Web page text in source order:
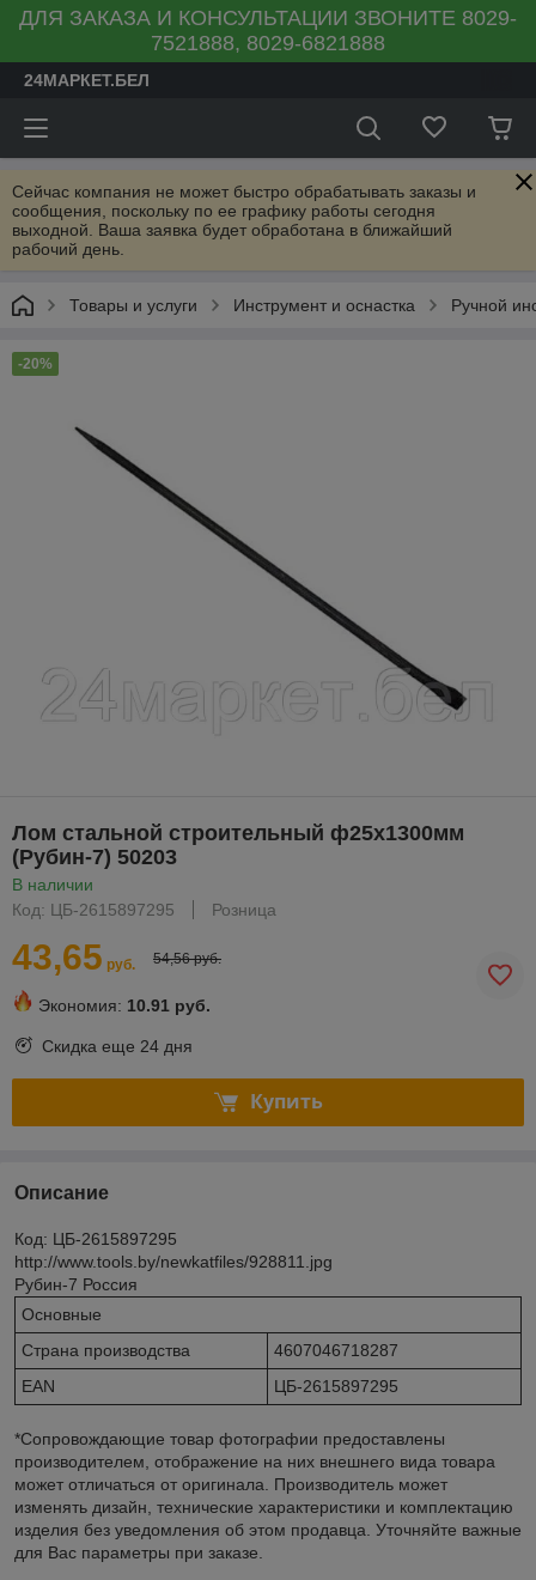
ДЛЯ ЗАКАЗА И КОНСУЛЬТАЦИИ ЗВОНИТЕ 8029-
7521888, 8029-6821888
24МАРКЕТ.БЕЛ
Сейчас компания не может быстро обрабатывать заказы и
сообщения, поскольку по ее графику работы сегодня
выходной. Ваша заявка будет обработана в ближайший
рабочий день.
Товары и услуги Инструмент и оснастка Ручной
-20%
Лом стальной строительный ф25x1300мм
(Рубин-7) 50203
В наличии
Код: ЦБ-2615897295
Розница
43,65 руб. 54,56 руб.
Экономия: 10.91 руб.
Скидка еще 24 дня
Купить
Описание
Код: ЦБ-2615897295
http://www.tools.by/newkatfiles/928811.jpg
Рубин-7 Россия
Основные
Страна производства
4607046718287
EAN
ЦБ-2615897295
*Сопровождающие товар фотографии предоставлены
производителем, отображение на них внешнего вида товара
может отличаться от оригинала. Производитель может
изменять дизайн, технические характеристики и комплектацию
изделия без уведомления об этом продавца. Уточняйте важные
для Вас параметры при заказе.